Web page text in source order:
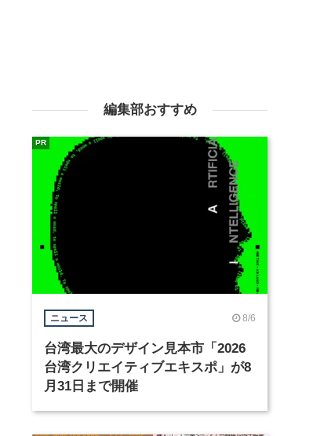
編集部おすすめ
ニュース 8/6
台湾最大のデザイン見本市「2026
台湾クリエイティブエキスポ」が8
月31日まで開催
PR